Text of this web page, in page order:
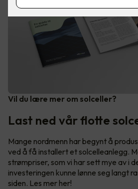
Vil du lære mer om solceller?
Last ned vår flotte
Mange nordmenn har begynt å
ved å få installert et solcelleanlegg.
strømpriser, som vi har sett mye av i
investeringen kunne lønne seg langt
siden. Les mer her!